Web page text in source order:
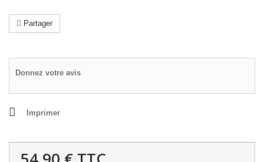
Partager
Donnez votre avis
Imprimer